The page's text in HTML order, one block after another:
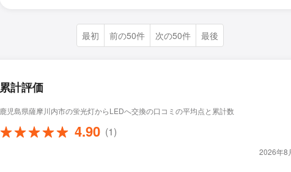
最初 前の50件 次の50件 最後
累計評価
鹿児島県薩摩川内市の蛍光灯からLEDへ交換の口コミの平均点と累計数
4.90 (1)
2026年8